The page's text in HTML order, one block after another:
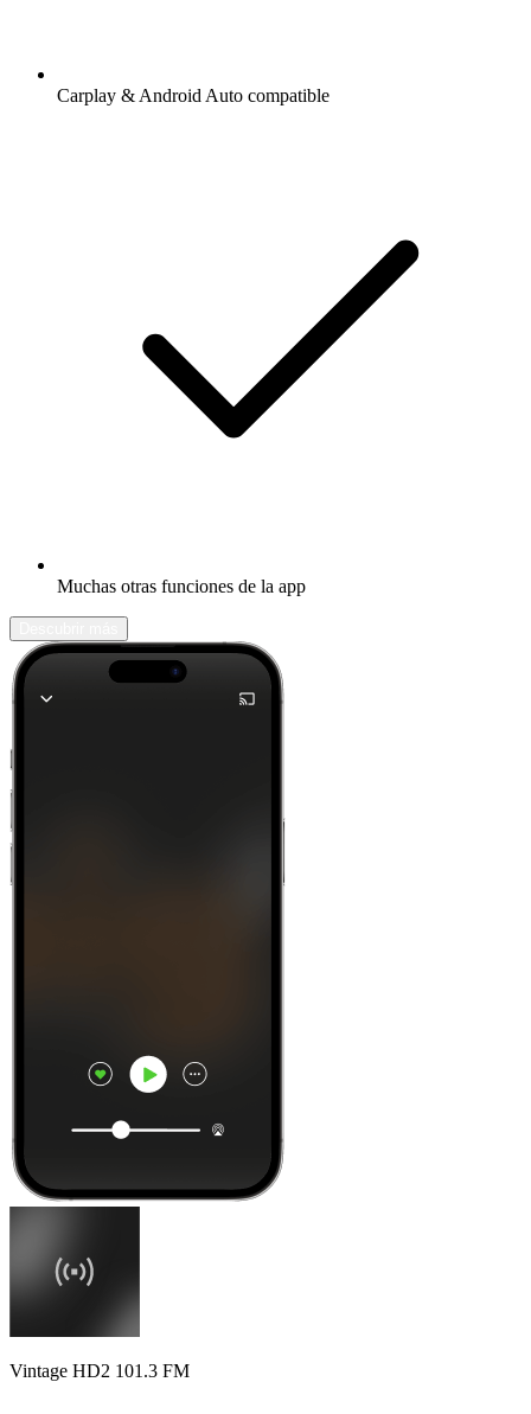
Carplay & Android Auto compatible
Muchas otras funciones de la app
Vintage HD2 101.3 FM